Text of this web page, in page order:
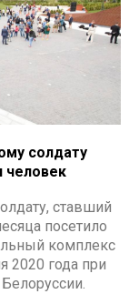
солдату
человек
ставший
посетило
комплекс
2020 года при